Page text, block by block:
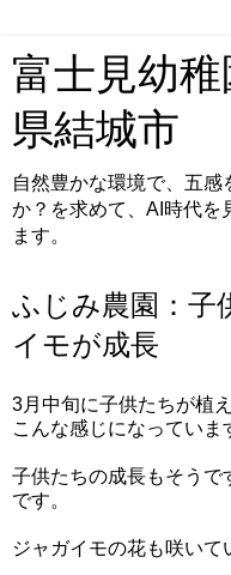
富士見幼
県結城市
自然豊かな環境で、五
か？を求めて、AI時代を
ます。
ふじみ農園：子
イモが成長
3月中旬に子供たちが植
こんな感じになっていま
子供たちの成長もそうで
です。
ジャガイモの花も咲いて